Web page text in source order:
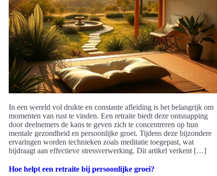
In een wereld vol drukte en constante afleiding is het belangrijk om
momenten van rust te vinden. Een retraite biedt deze ontsnapping
door deelnemers de kans te geven zich te concentreren op hun
mentale gezondheid en persoonlijke groei. Tijdens deze bijzondere
ervaringen worden technieken zoals meditatie toegepast, wat
bijdraagt aan effectieve stressverwerking. Dit artikel verkent […]
Hoe helpt een retraite bij persoonlijke groei?